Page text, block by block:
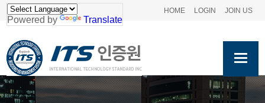
Powered by Translate
HOME LOGIN JOIN US